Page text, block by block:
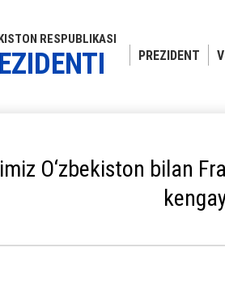
RESPUBLIKASI
PREZIDENT
O‘zbekiston bilan